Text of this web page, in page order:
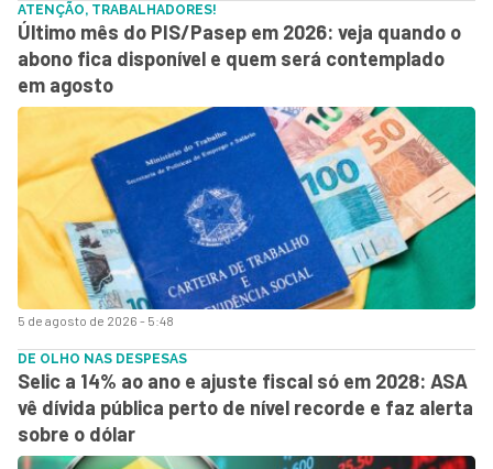
5 de agosto de 2026 - 5:48
ATENÇÃO, TRABALHADORES!
Último mês do PIS/Pasep em 2026: veja quando o
abono fica disponível e quem será contemplado
em agosto
DE OLHO NAS DESPESAS
Selic a 14% ao ano e ajuste fiscal só em 2028: ASA
vê dívida pública perto de nível recorde e faz alerta
sobre o dólar